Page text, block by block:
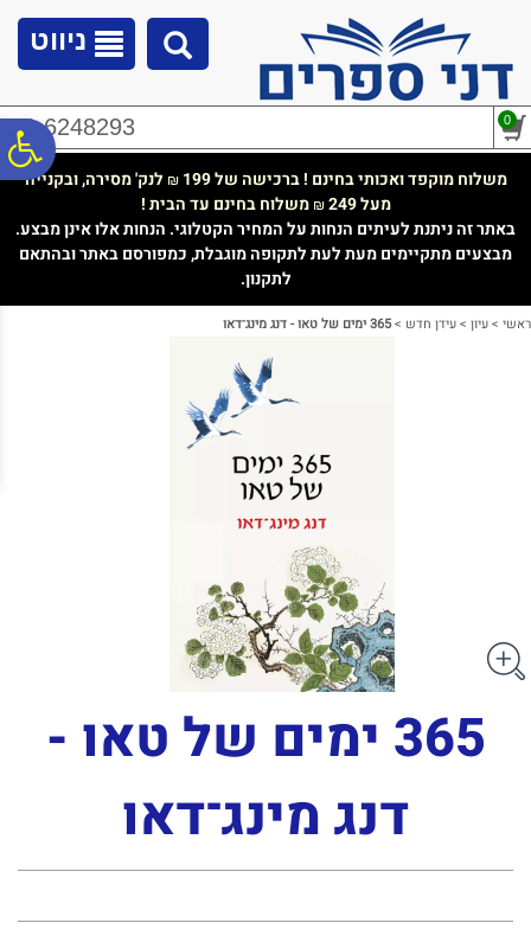
נגישות
ניווט
02-6248293 0
משלוח מוקפד ואכותי בחינם ! ברכישה של 199 ₪ לנק' מסירה, ובקנייה
מעל 249
₪משלוח בחינם עד הבית !
באתר זה ניתנת לעיתים הנחות על המחיר הקטלוגי. הנחות אלו אינן מבצע.
מבצעים מתקיימים מעת לעת לתקופה מוגבלת, כמפורסם באתר ובהתאם
לתקנון.
ראשי >עיון >עידן חדש >365 ימים של טאו - דנג מינג־דאו
365 ימים של טאו -
דנג מינג־דאו